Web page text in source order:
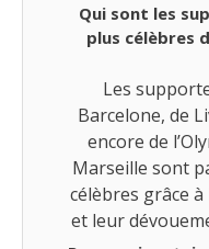
Qui sont les
plus célèbres
Les
Barcelone, de
encore de
Marseille sont
célèbres grâce
et leur